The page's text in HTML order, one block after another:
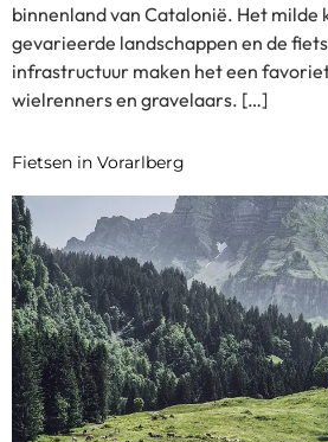
binnenland van Catalonië. Het milde
gevarieerde landschappen en de
infrastructuur maken het een
wielrenners en gravelaars. […]
Fietsen in Vorarlberg